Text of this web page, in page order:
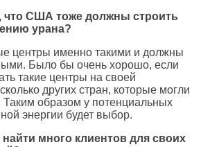
что США тоже должны строить
урана?
центры именно такими и должны
Было бы очень хорошо, если
такие центры на своей
других стран, которые могли
Таким образом у потенциальных
энергии будет выбор.
много клиентов для своих